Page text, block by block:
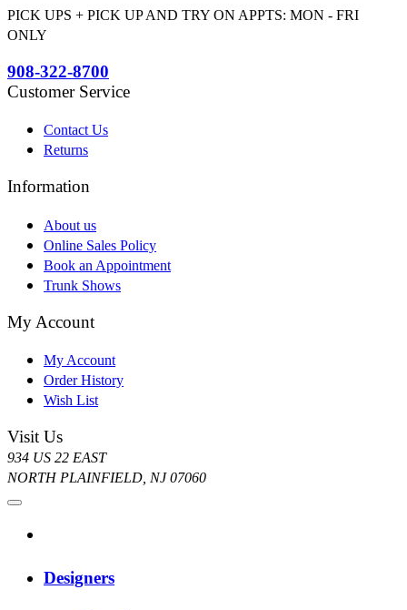
PICK UPS + PICK UP AND TRY ON APPTS: MON - FRI
ONLY
908-322-8700
Customer Service
Contact Us
Returns
Information
About us
Online Sales Policy
Book an Appointment
Trunk Shows
My Account
My Account
Order History
Wish List
Visit Us
934 US 22 EAST
NORTH PLAINFIELD, NJ 07060
Designers